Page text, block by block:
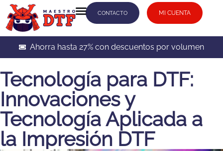
CONTACTO MI CUENTA
Ahorra hasta 27% con descuentos por volumen
Tecnología para DTF:
Innovaciones y
Tecnología Aplicada a
la Impresión DTF